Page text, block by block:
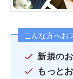
こんな方へお
新規の
もっと